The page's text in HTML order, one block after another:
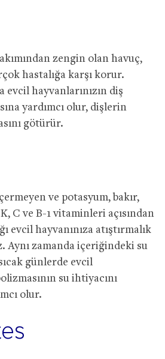
zengin olan havuç,
hastalığa karşı korur.
evcil hayvanlarınızın diş
yardımcı olur, dişlerin
götürür.
ve potasyum, bakır,
C ve B-1 vitaminleri açısından
evcil hayvanınıza atıştırmalık
Aynı zamanda içeriğindeki su
günlerde evcil
su ihtiyacını
olur.